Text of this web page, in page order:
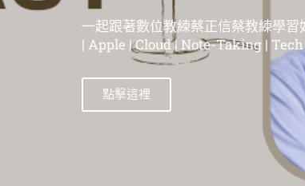
一起跟著數位教練蔡正信蔡教練學習
| 蘋果教學 | Evernote教學 |